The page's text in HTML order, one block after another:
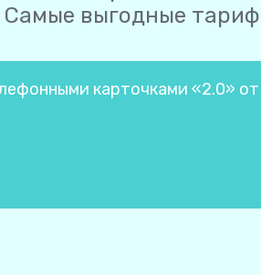
Самые выгодные
карточками «2.0» от